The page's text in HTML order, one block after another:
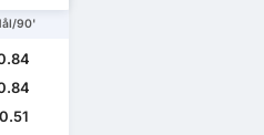
90'
0.51